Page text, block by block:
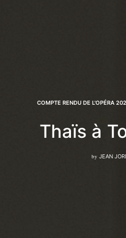
COMPTE RENDU DE L'OPÉRA
Thaïs à
by JEAN